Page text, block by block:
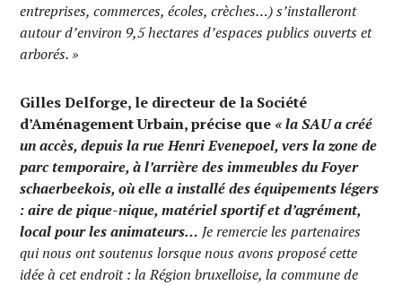
entreprises, commerces, écoles, crèches…) s’installeront
autour d’environ 9,5 hectares d’espaces publics ouverts et
arborés. »
Gilles Delforge, le directeur de la Société
d’Aménagement Urbain, précise que « la SAU a créé
un accès, depuis la rue Henri Evenepoel, vers la zone de
parc temporaire, à l’arrière des immeubles du Foyer
schaerbeekois, où elle a installé des équipements légers
: aire de pique-nique, matériel sportif et d’agrément,
local pour les animateurs… Je remercie les partenaires
qui nous ont soutenus lorsque nous avons proposé cette
idée à cet endroit : la Région bruxelloise, la commune de